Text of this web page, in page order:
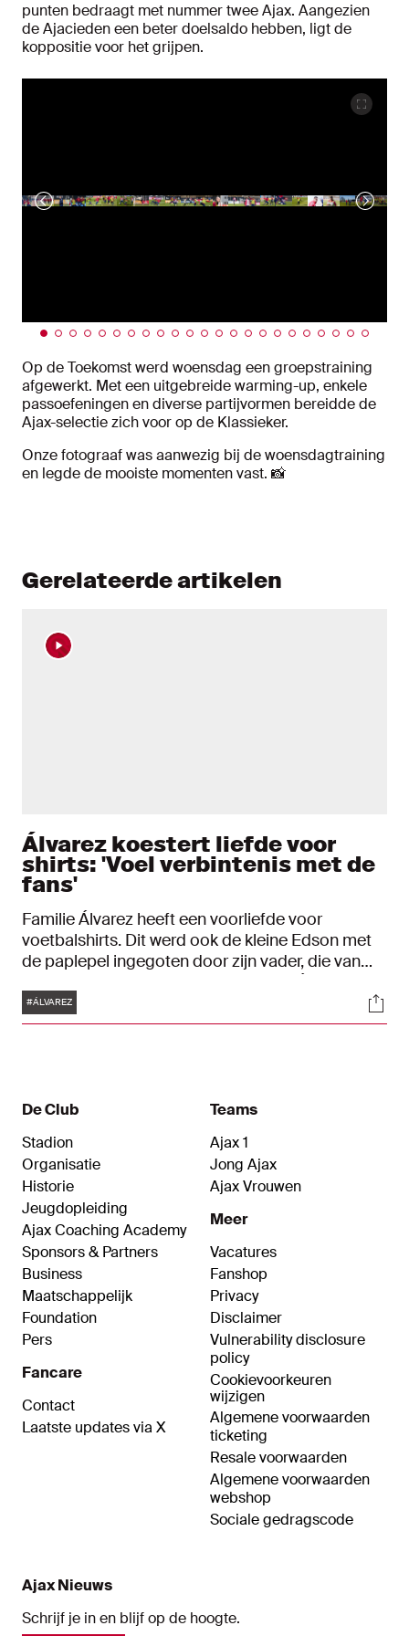
punten bedraagt met nummer twee Ajax. Aangezien
de Ajacieden een beter doelsaldo hebben, ligt de
koppositie voor het grijpen.
Op de Toekomst werd woensdag een groepstraining
afgewerkt. Met een uitgebreide warming-up, enkele
passoefeningen en diverse partijvormen bereidde de
Ajax-selectie zich voor op de Klassieker.
Onze fotograaf was aanwezig bij de woensdagtraining
en legde de mooiste momenten vast. 📸
Gerelateerde artikelen
Álvarez koestert liefde voor
shirts: 'Voel verbintenis met de
fans'
Familie Álvarez heeft een voorliefde voor
voetbalshirts. Dit werd ook de kleine Edson met
de paplepel ingegoten door zijn vader, die van
begon 25 jaar geleden met het produceren van
sportkleding en heeft vandaag de dag een mooi
Tags
#ÁLVAREZ
De Club
Stadion
Organisatie
Historie
Jeugdopleiding
Ajax Coaching Academy
Sponsors & Partners
Business
Maatschappelijk
Foundation
Pers
Fancare
Contact
Laatste updates via X
Teams
Ajax 1
Jong Ajax
Ajax Vrouwen
Meer
Vacatures
Fanshop
Privacy
Disclaimer
Vulnerability disclosure
policy
Cookievoorkeuren
wijzigen
Algemene voorwaarden
ticketing
Resale voorwaarden
Algemene voorwaarden
webshop
Sociale gedragscode
Ajax Nieuws
Schrijf je in en blijf op de hoogte.